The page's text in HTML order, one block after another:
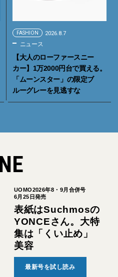
FASHION 2026.8.7
ニュース
【大人のローファースニー
カー】1万2000円台で買える。
「ムーンスター」の限定ブ
ルーグレーを見逃すな
UOMO2026年8・9月合併号
6月25日発売
表紙はSuchmosの
YONCEさん。大特
集は「くい止め」
美容
最新号を試し読み